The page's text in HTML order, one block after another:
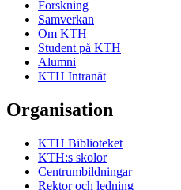
Forskning
Samverkan
Om KTH
Student på KTH
Alumni
KTH Intranät
Organisation
KTH Biblioteket
KTH:s skolor
Centrumbildningar
Rektor och ledning